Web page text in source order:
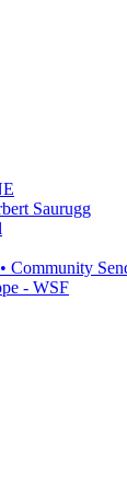
Saurugg
Community
- WSF